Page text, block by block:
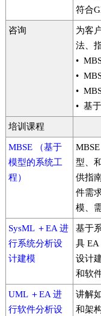
符合
咨询
为客
法、
•
•
•
• 基
培训课程
MBSE （基于
模型的系统工
程）
型、
供指
件需
模、
SysML ＋EA 进
行系统分析设
计建模
基于
具
设计
和软
UML ＋EA 进
行软件分析设
讲解
和架